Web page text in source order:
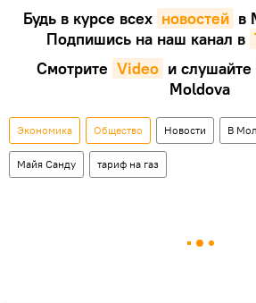
Будь в курсе всех новостей в
Подпишись на наш канал в
Смотрите Video и слушайте
Moldova
Экономика Общество Новости В
Майя Санду тариф на газ